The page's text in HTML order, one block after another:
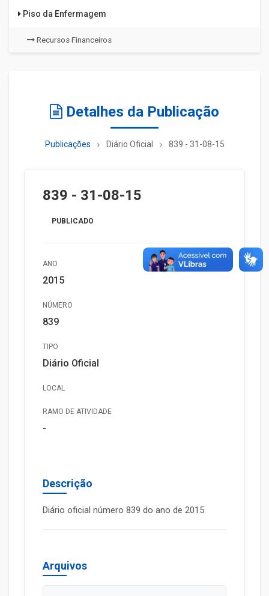
Piso da Enfermagem
Recursos Financeiros
Detalhes da Publicação
Publicações Diário Oficial 839 - 31-08-15
839 - 31-08-15
PUBLICADO
ANO
2015
NÚMERO
839
TIPO
Diário Oficial
LOCAL
RAMO DE ATIVIDADE
-
Descrição
Diário oficial número 839 do ano de 2015
Arquivos